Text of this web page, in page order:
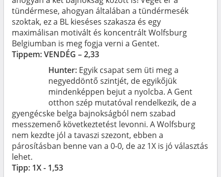
tündérmese, ahogyan általában a tündérmesék
szoktak, ez a BL kieséses szakasza és egy
maximálisan motivált és koncentrált Wolfsburg
Belgiumban is meg fogja verni a Gentet.
Tippem: VENDÉG – 2,33
Hunter: Egyik csapat sem üti meg a
negyeddöntő szintjét, de egyikőjük
mindenképpen bejut a nyolcba. A Gent
otthon szép mutatóval rendelkezik, de a
gyengécske belga bajnokságból nem szabad
messzemenő következtetést levonni. A Wolfsburg
nem kezdte jól a tavaszi szezont, ebben a
párosításban benne van a 0-0, de az 1X is jó választás
lehet.
Tipp: 1X - 1,53